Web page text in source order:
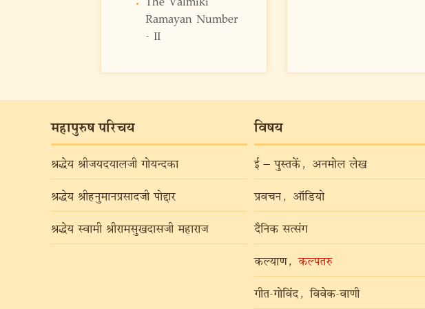
Ramayan Number
- II
महापुरुष परिचय
श्रद्धेय श्रीजयदयालजी गोयन्दका
श्रद्धेय श्रीहनुमानप्रसादजी पोद्दार
श्रद्धेय स्वामी श्रीरामसुखदासजी महाराज
विषय
ई – पुस्तकें , अनमोल लेख
प्रवचन , ऑडियो
दैनिक सत्संग
कल्याण , कल्पतरु
गीत-गोविंद , विवेक-वाणी